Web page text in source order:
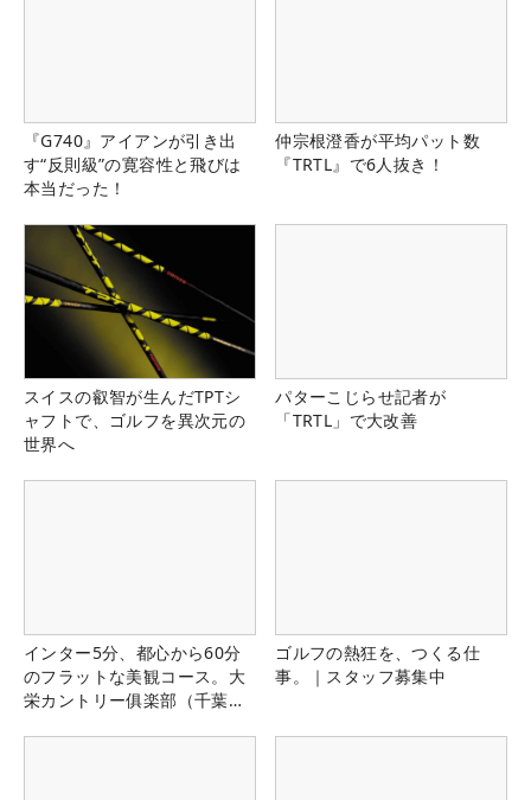
『G740』アイアンが引き出
す“反則級”の寛容性と飛びは
本当だった！
仲宗根澄香が平均パット数
『TRTL』で6人抜き！
スイスの叡智が生んだTPTシ
ャフトで、ゴルフを異次元の
世界へ
パターこじらせ記者が
「TRTL」で大改善
インター5分、都心から60分
のフラットな美観コース。大
栄カントリー俱楽部（千葉
ゴルフの熱狂を、つくる仕
事。｜スタッフ募集中